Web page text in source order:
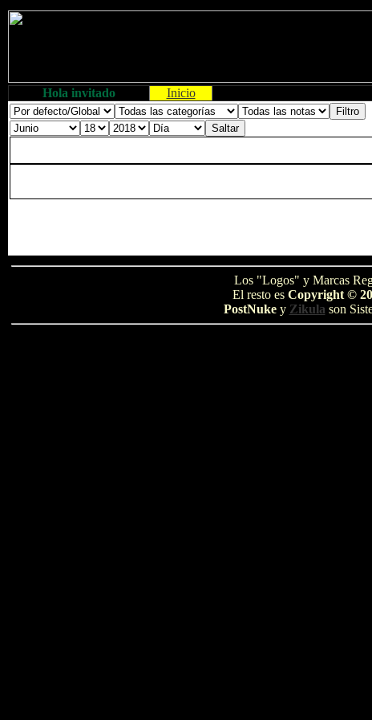
Hola invitado Inicio
Los "Logos" y Marcas
El resto es Copyright ©
PostNukey Zikula son